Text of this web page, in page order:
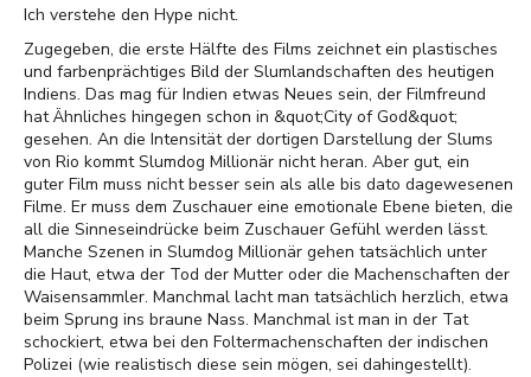
Ich verstehe den Hype nicht.
Zugegeben, die erste Hälfte des Films zeichnet ein plastisches
und farbenprächtiges Bild der Slumlandschaften des heutigen
Indiens. Das mag für Indien etwas Neues sein, der Filmfreund
hat Ähnliches hingegen schon in &quot;City of God&quot;
gesehen. An die Intensität der dortigen Darstellung der Slums
von Rio kommt Slumdog Millionär nicht heran. Aber gut, ein
guter Film muss nicht besser sein als alle bis dato dagewesenen
Filme. Er muss dem Zuschauer eine emotionale Ebene bieten, die
all die Sinneseindrücke beim Zuschauer Gefühl werden lässt.
Manche Szenen in Slumdog Millionär gehen tatsächlich unter
die Haut, etwa der Tod der Mutter oder die Machenschaften der
Waisensammler. Manchmal lacht man tatsächlich herzlich, etwa
beim Sprung ins braune Nass. Manchmal ist man in der Tat
schockiert, etwa bei den Foltermachenschaften der indischen
Polizei (wie realistisch diese sein mögen, sei dahingestellt).